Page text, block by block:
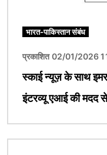
भारत-पाकिस्तान संबंध
प्रकाशित 02/01/2026
स्काई न्यूज़ के साथ
इंटरव्यू एआई की मदद से